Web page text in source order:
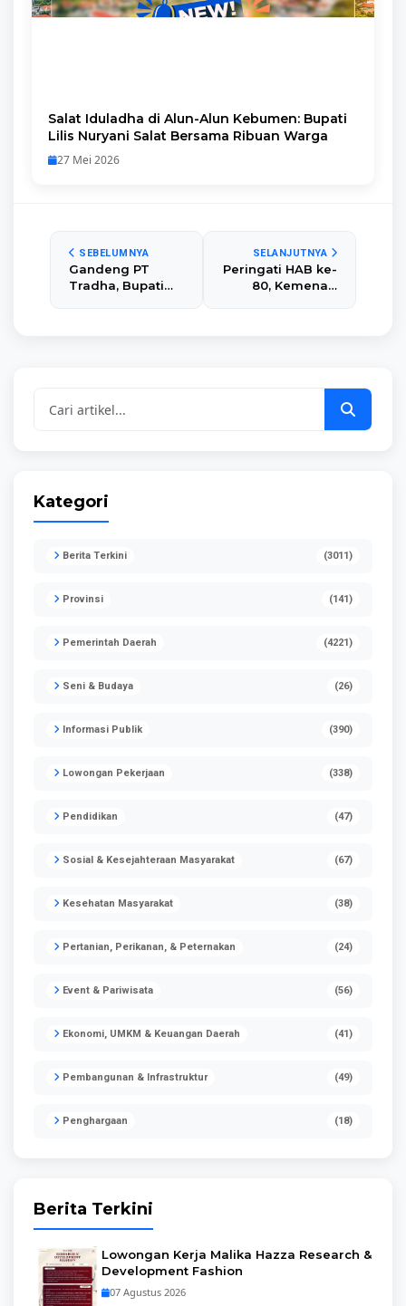
Salat Iduladha di Alun-Alun Kebumen: Bupati
Lilis Nuryani Salat Bersama Ribuan Warga
27 Mei 2026
SEBELUMNYA
Gandeng PT
Tradha, Bupati
SELANJUTNYA
Peringati HAB ke-
80, Kemenag
Kategori
Berita Terkini (3011)
Provinsi (141)
Pemerintah Daerah (4221)
Seni & Budaya (26)
Informasi Publik (390)
Lowongan Pekerjaan (338)
Pendidikan (47)
Sosial & Kesejahteraan Masyarakat (67)
Kesehatan Masyarakat (38)
Pertanian, Perikanan, & Peternakan (24)
Event & Pariwisata (56)
Ekonomi, UMKM & Keuangan Daerah (41)
Pembangunan & Infrastruktur (49)
Penghargaan (18)
Berita Terkini
Lowongan Kerja Malika Hazza Research &
Development Fashion
07 Agustus 2026